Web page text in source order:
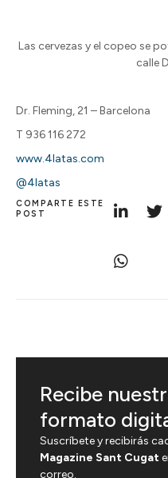
Las cervezas y el copeo se
calle
Dr. Fleming, 21 – Barcelona
T 936 116 272
www.4latas.com
@4latas
COMPARTE ESTE
POST
Recibe
formato
Suscríbete y recibirás
Magazine Sant Cugat
correo.